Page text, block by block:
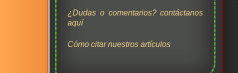
¿Dudas o comentarios? contáctanos
aquí
Cómo citar nuestros artículos